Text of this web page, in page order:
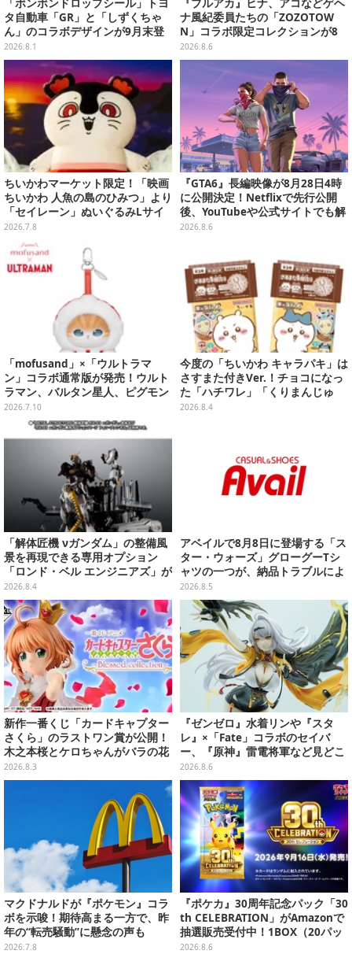
「ボンボンドロップシール」トヨ
タ自動車「GR」と「しずくちゃ
ん」のコラボデザインが9月末登
場！くま吉らも描かれた全4柄
2026.8.1
『ブルアカ』ヒナ、アコなどゲヘ
ナ風紀委員たちの「ZOZOTOW
N」コラボ限定コレクションが8
月13日より販売開始
2026.8.6
ちいかわマーケット限定！「映画
ちいかわ 人魚の島のひみつ」より
「セイレーン」ぬいぐるみLサイ
ズが7月24日より予約開始
2026.7.8
『GTA6』長編映像が8月28日4時
に公開決定！Netflixで先行公開
後、YouTubeや公式サイトでも解
禁
2026.8.6
「mofusand」×「ウルトラマ
ン」コラボ通常版が発売！ウルト
ラマン、バルタン星人、ピグモン
のコスチュームを着た“にゃん
こ”に胸キュン
2026.7.10
今度の「ちいかわ キャラパキ」は
さすまた付きVer.！チョコになっ
た「ハチワレ」「くりまんじゅ
う」たちも可愛い全8種
2026.8.4
「解体匠機 νガンダム」の整備風
景を再現できる専用オプション
「ロンド・ベル エンジニアズ」が
抽選販売！応募期間は8月16日23
時まで
2026.8.4
アベイルで8月8日に登場する「ス
ター・ウォーズ」グローグーTシ
ャツの一つが、納品トラブルによ
り販売日変更へ
2026.8.5
新作一番くじ「カードキャプター
さくら」のラストワン賞が公開！
木之本桜とケロちゃんがバラの花
びらに包まれている姿で立体化
2026.8.3
『ゼンゼロ』水着リンや『スタ
レ』×「Fate」コラボのセイバ
ー、『原神』雷電将軍など見どこ
ろ満載！「ワンフェス」に出展の
「HoYoverse」関連フィギュアを
ご紹介【WF2026】
2026.8.6
マクドナルドが『ポケモン』コラ
ボを示唆！期待高まる一方で、昨
年の“転売騒動”に懸念の声も
2026.7.8
『ポケカ』30周年記念パック「30
th CELEBRATION」がAmazonで
抽選販売受付中！1BOX（20パッ
ク入り）
2026.8.6